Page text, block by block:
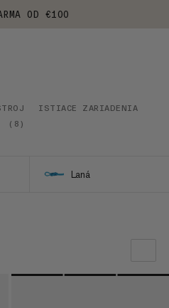
OD €100
ISTIACE ZARIADENIA
( 8 )
Laná
ODPORÚČANIE